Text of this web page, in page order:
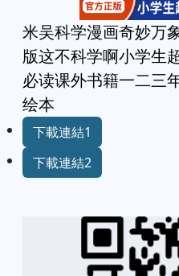
米吴科学漫画奇妙万
版这不科学啊小学生
必读课外书籍一二三
绘本
下載連結1
下載連結2